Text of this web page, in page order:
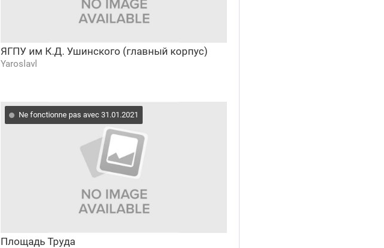
ЯГПУ им К.Д. Ушинского (главный корпус)
Yaroslavl
Ne fonctionne pas avec 31.01.2021
Площадь Труда